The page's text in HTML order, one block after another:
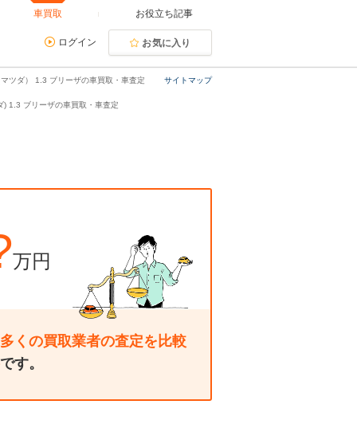
車買取 お役立ち記事
ログイン お気に入り
サイトマップ
ツダ） 1.3 ブリーザの車買取・車査定
) 1.3 ブリーザの車買取・車査定
万円
くの買取業者の査定を比較
です。